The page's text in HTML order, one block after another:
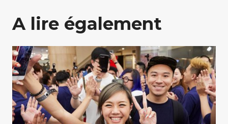
A lire également